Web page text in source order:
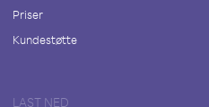
Priser
Kundestøtte
LAST NED